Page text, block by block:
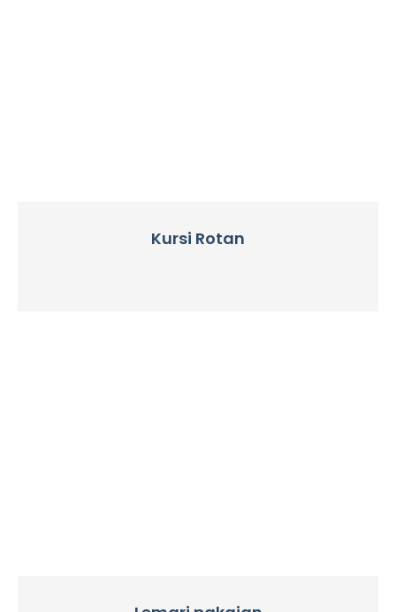
Kursi Rotan